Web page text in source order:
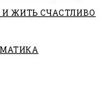
ЖИТЬ СЧАСТЛИВО